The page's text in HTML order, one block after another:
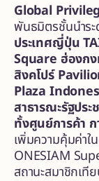
Global
พันธมิตรชั้นนำระ
ประเทศญี่ปุ่น
Square ฮ่องกง
สิงคโปร์
Plaza
สาธารณะรัฐปร
ทั้งศูนย์การค้า
เพิ่มความคุ้มค่าใ
ONESIAM
สถานะสมาชิกเที